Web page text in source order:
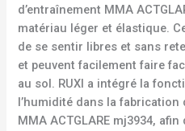
d’entraînement MMA
matériau léger et élastique.
de se sentir libres et sans
et peuvent facilement faire
au sol. RUXI a intégré la
l’humidité dans la fabrication
MMA ACTGLARE mj3934,